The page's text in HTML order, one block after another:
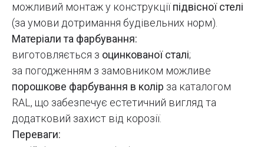
можливий монтаж у конструкціїпідвісної стелі
(за умови дотримання будівельних норм).
Матеріали та фарбування:
виготовляється з оцинкованої сталі;
за погодженням з замовником можливе
порошкове фарбування в колір за каталогом
RAL, що забезпечує естетичний вигляд та
додатковий захист від корозії.
Переваги: